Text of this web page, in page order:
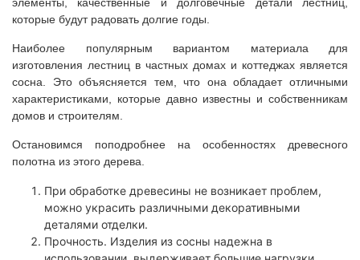
которые будут радовать долгие годы.
Наиболее популярным вариантом материала для
изготовления лестниц в частных домах и коттеджах является
сосна. Это объясняется тем, что она обладает отличными
характеристиками, которые давно известны и собственникам
домов и строителям.
Остановимся поподробнее на особенностях древесного
полотна из этого дерева.
При обработке древесины не возникает проблем,
можно украсить различными декоративными
деталями отделки.
Прочность. Изделия из сосны надежна в